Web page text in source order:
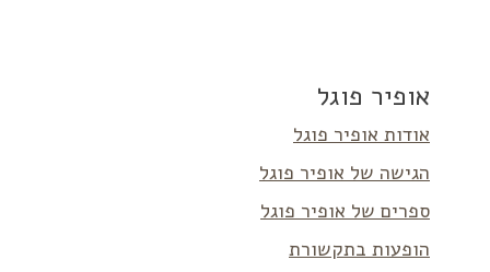
אופיר פוגל
אודות אופיר פוגל
הגישה של אופיר פוגל
ספרים של אופיר פוגל
הופעות בתקשורת